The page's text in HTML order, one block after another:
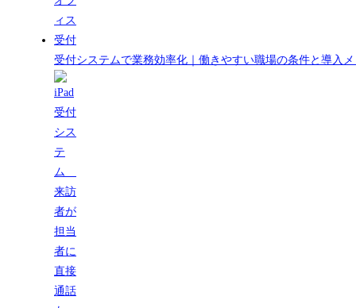
受付システムで業務効率化｜働きやすい職場の条件と導入